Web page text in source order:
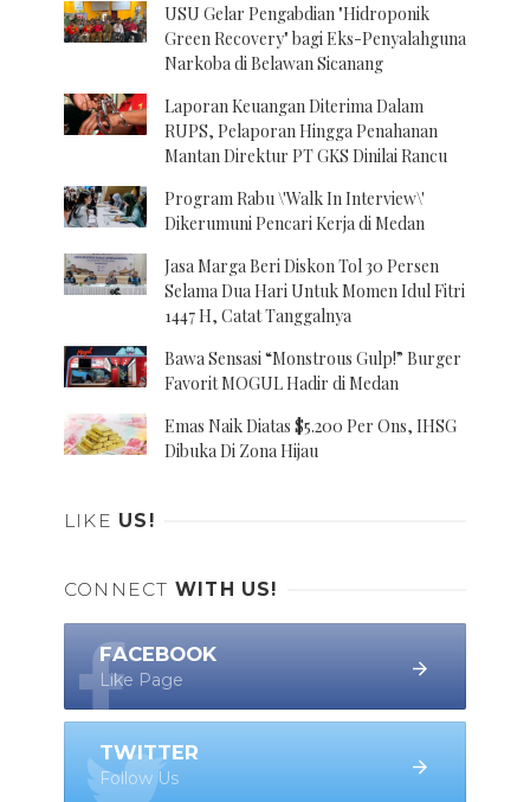
USU Gelar Pengabdian "Hidroponik
Green Recovery" bagi Eks-Penyalahguna
Narkoba di Belawan Sicanang
Laporan Keuangan Diterima Dalam
RUPS, Pelaporan Hingga Penahanan
Mantan Direktur PT GKS Dinilai Rancu
Program Rabu \'Walk In Interview\'
Dikerumuni Pencari Kerja di Medan
Jasa Marga Beri Diskon Tol 30 Persen
Selama Dua Hari Untuk Momen Idul Fitri
1447 H, Catat Tanggalnya
Bawa Sensasi “Monstrous Gulp!” Burger
Favorit MOGUL Hadir di Medan
Emas Naik Diatas $5.200 Per Ons, IHSG
Dibuka Di Zona Hijau
LIKE US!
CONNECT WITH US!
FACEBOOK
Like Page
TWITTER
Follow Us